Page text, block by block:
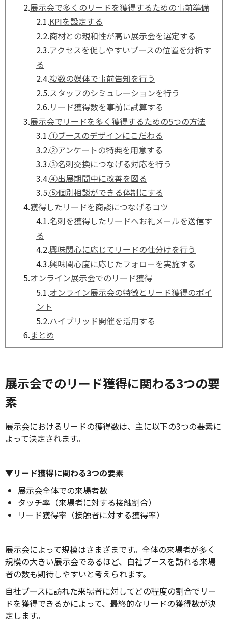
2.展示会で多くのリードを獲得するための事前準備
2.1.KPIを設定する
2.2.商材との親和性が高い展示会を選定する
2.3.アクセスを促しやすいブースの位置を分析す
る
2.4.複数の媒体で事前告知を行う
2.5.スタッフのシミュレーションを行う
2.6.リード獲得数を事前に試算する
3.展示会でリードを多く獲得するための5つの方法
3.1.①ブースのデザインにこだわる
3.2.②アンケートの特典を用意する
3.3.③名刺交換につなげる対応を行う
3.4.④出展期間中に改善を図る
3.5.⑤個別相談ができる体制にする
4.獲得したリードを商談につなげるコツ
4.1.名刺を獲得したリードへお礼メールを送信す
る
4.2.興味関心に応じてリードの仕分けを行う
4.3.興味関心度に応じたフォローを実施する
5.オンライン展示会でのリード獲得
5.1.オンライン展示会の特徴とリード獲得のポイ
ント
5.2.ハイブリッド開催を活用する
6.まとめ
展示会でのリード獲得に関わる3つの要
素
展示会におけるリードの獲得数は、主に以下の3つの要素に
よって決定されます。
▼リード獲得に関わる3つの要素
展示会全体での来場者数
タッチ率（来場者に対する接触割合）
リード獲得率（接触者に対する獲得率）
展示会によって規模はさまざまです。全体の来場者が多く
規模の大きい展示会であるほど、自社ブースを訪れる来場
者の数も期待しやすいと考えられます。
自社ブースに訪れた来場者に対してどの程度の割合でリー
ドを獲得できるかによって、最終的なリードの獲得数が決
定します。